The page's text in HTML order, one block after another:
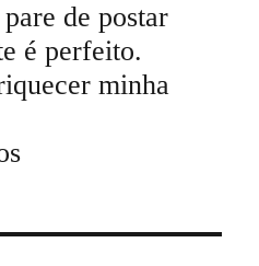
de postar
é perfeito.
minha